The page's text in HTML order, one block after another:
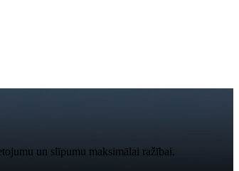
un slīpumu maksimālai ražībai.